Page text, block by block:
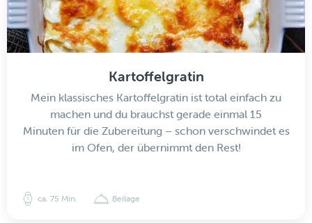
Kartoffelgratin
Mein klassisches Kartoffelgratin ist total einfach zu
machen und du brauchst gerade einmal 15
Minuten für die Zubereitung – schon verschwindet es
im Ofen, der übernimmt den Rest!
ca. 75 Min. Beilage